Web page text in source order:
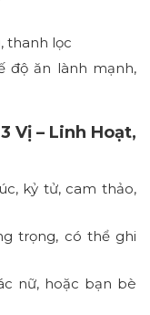
thanh lọc
độ ăn lành mạnh,
Vị – Linh Hoạt,
kỷ tử, cam thảo,
trọng, có thể ghi
nữ, hoặc bạn bè